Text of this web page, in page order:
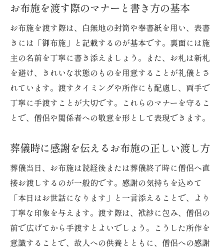
お布施を渡す際のマナーと書き方の基本
お布施を渡す際は、白無地の封筒や奉書紙を用い、表書
きには「御布施」と記載するのが基本です。裏面には施
主の名前を丁寧に書き添えましょう。また、お札は新札
を避け、きれいな状態のものを用意することが礼儀とさ
れています。渡すタイミングや所作にも配慮し、両手で
丁寧に手渡すことが大切です。これらのマナーを守るこ
とで、僧侶や関係者への敬意を形として表現できます。
葬儀時に感謝を伝えるお布施の正しい渡し方
葬儀当日、お布施は読経後または葬儀終了時に僧侶へ直
接お渡しするのが一般的です。感謝の気持ちを込めて
「本日はお世話になります」と一言添えることで、より
丁寧な印象を与えます。渡す際は、袱紗に包み、僧侶の
前で広げてから手渡すとよいでしょう。こうした所作を
意識することで、故人への供養とともに、僧侶への感謝